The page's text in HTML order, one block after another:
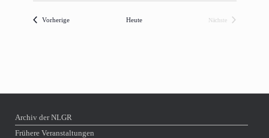
VorherigeVeranstaltungen Heute
Nächste
Archiv der NLGR
Frühere Veranstaltungen